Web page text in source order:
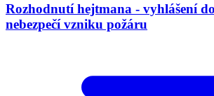
Rozhodnutí hejtmana - vyhlášení
nebezpečí vzniku požáru